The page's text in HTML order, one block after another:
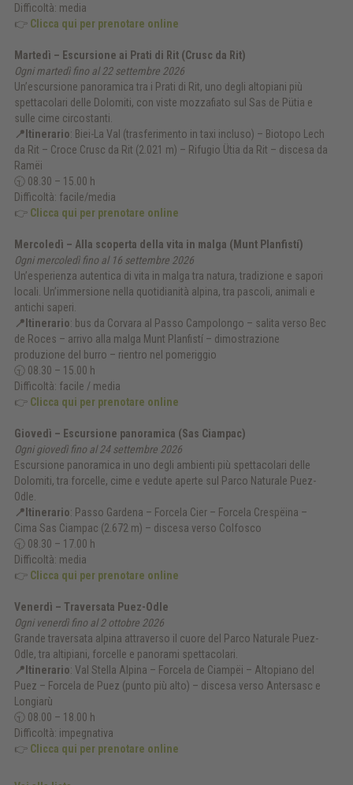
Difficoltà: media
👉 Clicca qui per prenotare online
Martedì – Escursione ai Prati di Rit (Crusc da Rit)
Ogni martedì fino al 22 settembre 2026
Un’escursione panoramica tra i Prati di Rit, uno degli altopiani più
spettacolari delle Dolomiti, con viste mozzafiato sul Sas de Pütia e
sulle cime circostanti.
📍Itinerario: Biei-La Val (trasferimento in taxi incluso) – Biotopo Lech
da Rit – Croce Crusc da Rit (2.021 m) – Rifugio Ütia da Rit – discesa da
Ramëi
🕤 08.30 – 15.00 h
Difficoltà: facile/media
👉 Clicca qui per prenotare online
Mercoledì – Alla scoperta della vita in malga (Munt Planfistí)
Ogni mercoledì fino al 16 settembre 2026
Un’esperienza autentica di vita in malga tra natura, tradizione e sapori
locali. Un’immersione nella quotidianità alpina, tra pascoli, animali e
antichi saperi.
📍Itinerario: bus da Corvara al Passo Campolongo – salita verso Bec
de Roces – arrivo alla malga Munt Planfistí – dimostrazione
produzione del burro – rientro nel pomeriggio
🕤 08.30 – 15.00 h
Difficoltà: facile / media
👉 Clicca qui per prenotare online
Giovedì – Escursione panoramica (Sas Ciampac)
Ogni giovedì fino al 24 settembre 2026
Escursione panoramica in uno degli ambienti più spettacolari delle
Dolomiti, tra forcelle, cime e vedute aperte sul Parco Naturale Puez-
Odle.
📍Itinerario: Passo Gardena – Forcela Cier – Forcela Crespëina –
Cima Sas Ciampac (2.672 m) – discesa verso Colfosco
🕤 08.30 – 17.00 h
Difficoltà: media
👉 Clicca qui per prenotare online
Venerdì – Traversata Puez-Odle
Ogni venerdì fino al 2 ottobre 2026
Grande traversata alpina attraverso il cuore del Parco Naturale Puez-
Odle, tra altipiani, forcelle e panorami spettacolari.
📍Itinerario: Val Stella Alpina – Forcela de Ciampëi – Altopiano del
Puez – Forcela de Puez (punto più alto) – discesa verso Antersasc e
Longiarù
🕤 08.00 – 18.00 h
Difficoltà: impegnativa
👉 Clicca qui per prenotare online